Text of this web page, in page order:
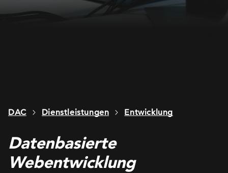
DAC Dienstleistungen Entwicklung
Datenbasierte
Webentwicklung